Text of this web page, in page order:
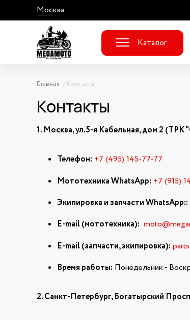
Москва
Каталог
Главная Контакты
Контакты
1. Москва, ул.5-я Кабельная, дом 2 (ТРК
Телефон: +7 (495) 145-77-77
Мототехника WhatsApp: +7 (915)
Экипировка и запчасти WhatsApp::
E-mail (мототехника):
E-mail (запчасти, экипировка):
Время работы: Понедельник -
2. Санкт-Петербург, Богатырский